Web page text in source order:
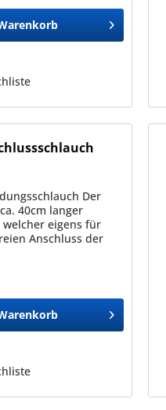
Der
40cm langer
welcher eigens für
Anschluss der
besteht aus einem